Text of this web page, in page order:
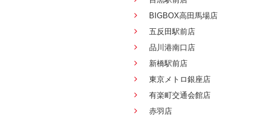
BIGBOX高田馬場店
五反田駅前店
品川港南口店
新橋駅前店
東京メトロ銀座店
有楽町交通会館店
赤羽店